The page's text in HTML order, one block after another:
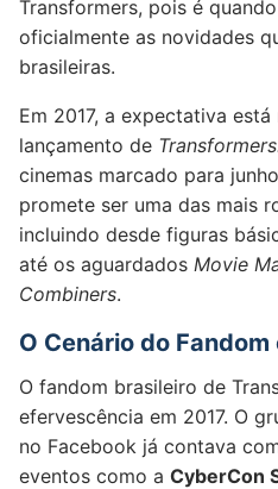
Transformers, pois é
oficialmente as novidades
brasileiras.
Em 2017, a expectativa
lançamento de
cinemas marcado para
promete ser uma das mais
incluindo desde figuras
até os aguardados Movie
Combiners.
O Cenário do Fandom
O fandom brasileiro de
efervescência em 2017. O
no Facebook já contava
eventos como a CyberCon